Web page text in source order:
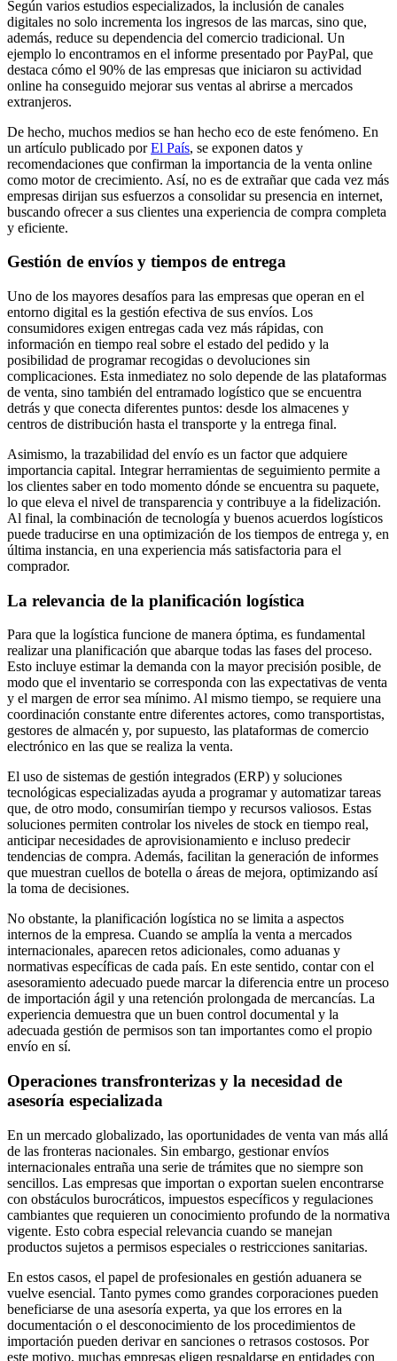
Según varios estudios especializados, la inclusión de canales
digitales no solo incrementa los ingresos de las marcas, sino que,
además, reduce su dependencia del comercio tradicional. Un
ejemplo lo encontramos en el informe presentado por PayPal, que
destaca cómo el 90% de las empresas que iniciaron su actividad
online ha conseguido mejorar sus ventas al abrirse a mercados
extranjeros.
De hecho, muchos medios se han hecho eco de este fenómeno. En
un artículo publicado porEl País, se exponen datos y
recomendaciones que confirman la importancia de la venta online
como motor de crecimiento. Así, no es de extrañar que cada vez más
empresas dirijan sus esfuerzos a consolidar su presencia en internet,
buscando ofrecer a sus clientes una experiencia de compra completa
y eficiente.
Gestión de envíos y tiempos de entrega
Uno de los mayores desafíos para las empresas que operan en el
entorno digital es la gestión efectiva de sus envíos. Los
consumidores exigen entregas cada vez más rápidas, con
información en tiempo real sobre el estado del pedido y la
posibilidad de programar recogidas o devoluciones sin
complicaciones. Esta inmediatez no solo depende de las plataformas
de venta, sino también del entramado logístico que se encuentra
detrás y que conecta diferentes puntos: desde los almacenes y
centros de distribución hasta el transporte y la entrega final.
Asimismo, la trazabilidad del envío es un factor que adquiere
importancia capital. Integrar herramientas de seguimiento permite a
los clientes saber en todo momento dónde se encuentra su paquete,
lo que eleva el nivel de transparencia y contribuye a la fidelización.
Al final, la combinación de tecnología y buenos acuerdos logísticos
puede traducirse en una optimización de los tiempos de entrega y, en
última instancia, en una experiencia más satisfactoria para el
comprador.
La relevancia de la planificación logística
Para que la logística funcione de manera óptima, es fundamental
realizar una planificación que abarque todas las fases del proceso.
Esto incluye estimar la demanda con la mayor precisión posible, de
modo que el inventario se corresponda con las expectativas de venta
y el margen de error sea mínimo. Al mismo tiempo, se requiere una
coordinación constante entre diferentes actores, como transportistas,
gestores de almacén y, por supuesto, las plataformas de comercio
electrónico en las que se realiza la venta.
El uso de sistemas de gestión integrados (ERP) y soluciones
tecnológicas especializadas ayuda a programar y automatizar tareas
que, de otro modo, consumirían tiempo y recursos valiosos. Estas
soluciones permiten controlar los niveles de stock en tiempo real,
anticipar necesidades de aprovisionamiento e incluso predecir
tendencias de compra. Además, facilitan la generación de informes
que muestran cuellos de botella o áreas de mejora, optimizando así
la toma de decisiones.
No obstante, la planificación logística no se limita a aspectos
internos de la empresa. Cuando se amplía la venta a mercados
internacionales, aparecen retos adicionales, como aduanas y
normativas específicas de cada país. En este sentido, contar con el
asesoramiento adecuado puede marcar la diferencia entre un proceso
de importación ágil y una retención prolongada de mercancías. La
experiencia demuestra que un buen control documental y la
adecuada gestión de permisos son tan importantes como el propio
envío en sí.
Operaciones transfronterizas y la necesidad de
asesoría especializada
En un mercado globalizado, las oportunidades de venta van más allá
de las fronteras nacionales. Sin embargo, gestionar envíos
internacionales entraña una serie de trámites que no siempre son
sencillos. Las empresas que importan o exportan suelen encontrarse
con obstáculos burocráticos, impuestos específicos y regulaciones
cambiantes que requieren un conocimiento profundo de la normativa
vigente. Esto cobra especial relevancia cuando se manejan
productos sujetos a permisos especiales o restricciones sanitarias.
En estos casos, el papel de profesionales en gestión aduanera se
vuelve esencial. Tanto pymes como grandes corporaciones pueden
beneficiarse de una asesoría experta, ya que los errores en la
documentación o el desconocimiento de los procedimientos de
importación pueden derivar en sanciones o retrasos costosos. Por
este motivo, muchas empresas eligen respaldarse en entidades con